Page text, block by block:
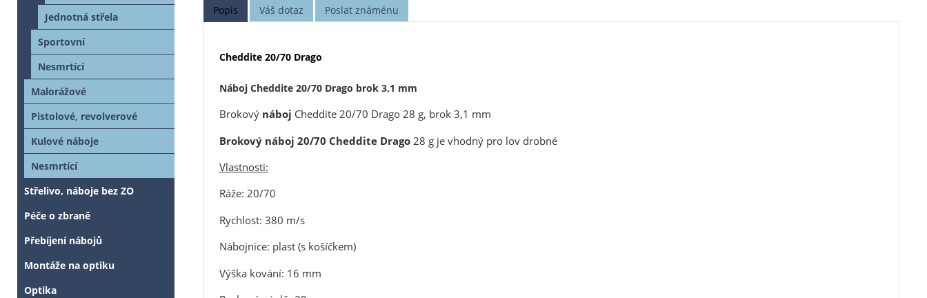
Popis Váš dotaz Poslat známénu
Cheddite 20/70 Drago
Náboj Cheddite 20/70 Drago brok 3,1 mm
Brokový náboj Cheddite 20/70 Drago 28 g, brok 3,1 mm
Brokový náboj 20/70 Cheddite Drago28 g je vhodný pro lov drobné
Vlastnosti:
Ráže: 20/70
Rychlost: 380 m/s
Nábojnice: plast (s košíčkem)
Výška kování: 16 mm
Jednotná střela
Sportovní
Nesmrtící
Malorážové
Pistolové, revolverové
Kulové náboje
Nesmrtící
Střelivo, náboje bez ZO
Péče o zbraně
Přebíjení nábojů
Montáže na optiku
Optika